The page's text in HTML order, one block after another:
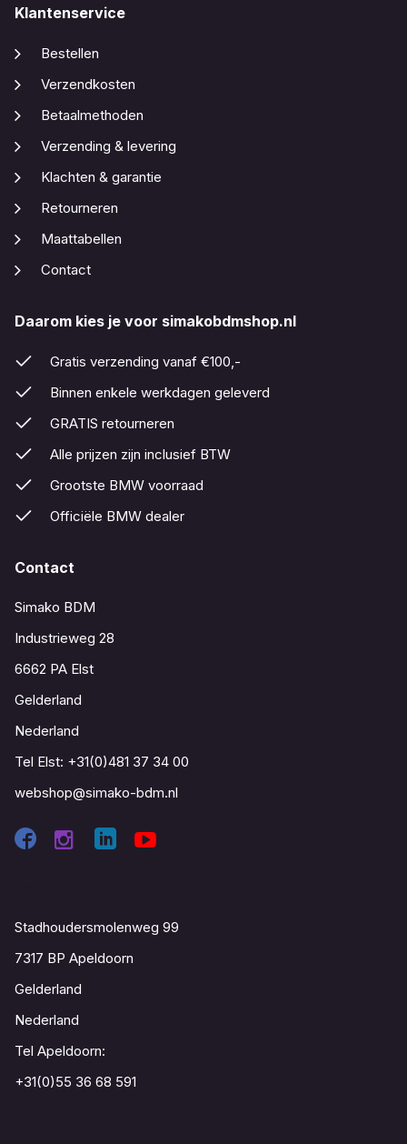
Klantenservice
Bestellen
Verzendkosten
Betaalmethoden
Verzending & levering
Klachten & garantie
Retourneren
Maattabellen
Contact
Daarom kies je voor simakobdmshop.nl
Gratis verzending vanaf €100,-
Binnen enkele werkdagen geleverd
GRATIS retourneren
Alle prijzen zijn inclusief BTW
Grootste BMW voorraad
Officiële BMW dealer
Contact
Simako BDM
Industrieweg 28
6662 PA Elst
Gelderland
Nederland
Tel Elst: +31(0)481 37 34 00
webshop@simako-bdm.nl
Stadhoudersmolenweg 99
7317 BP Apeldoorn
Gelderland
Nederland
Tel Apeldoorn:
+31(0)55 36 68 591